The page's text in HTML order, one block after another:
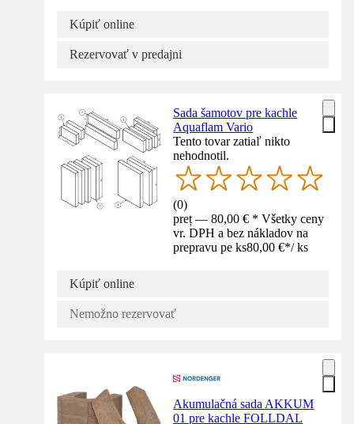
Kúpiť online
Rezervovať v predajni
Sada šamotov pre kachle
Aquaflam Vario
Tento tovar zatiaľ nikto
nehodnotil.
(0)
preț — 80,00 € * Všetky ceny
vr. DPH a bez nákladov na
prepravu pe ks80,00 €*/ ks
Kúpiť online
Nemožno rezervovať
Akumulačná sada AKKUM
01 pre kachle FOLLDAL